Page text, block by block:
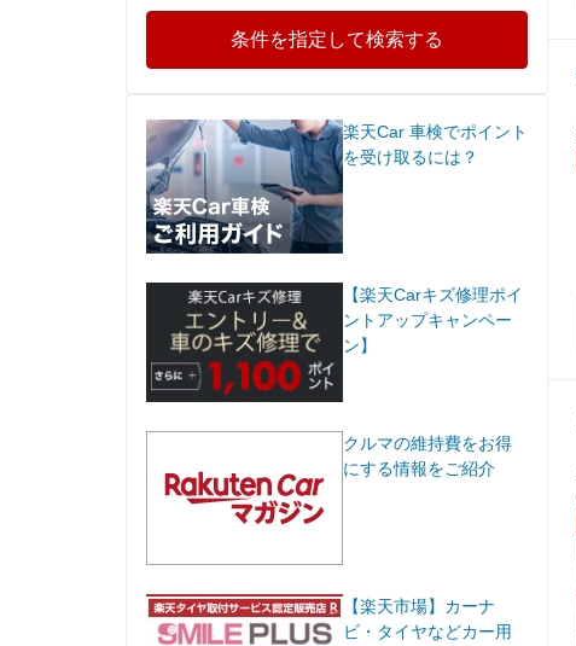
条件を指定して検索する
楽天Car 車検でポイント
を受け取るには？
【楽天Carキズ修理ポイ
ントアップキャンペー
ン】
クルマの維持費をお得
にする情報をご紹介
【楽天市場】カーナ
ビ・タイヤなどカー用